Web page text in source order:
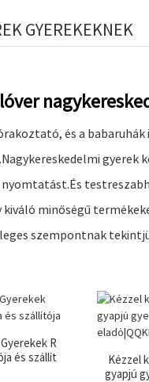
GYEREKEKNEK
és a
nyomtatást.És
kiváló minőségű
szempontnak
R
és szállít
Kézzel
gyapjú